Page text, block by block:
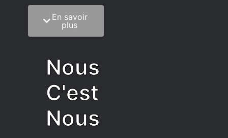
C’est quoi notre
méthode?
sagesse de la
vieillesse à une
grosse dose
d’autodérision. On
est du pur produit
écrit faisant très
En savoir
plus
Nous
C'est
Nous